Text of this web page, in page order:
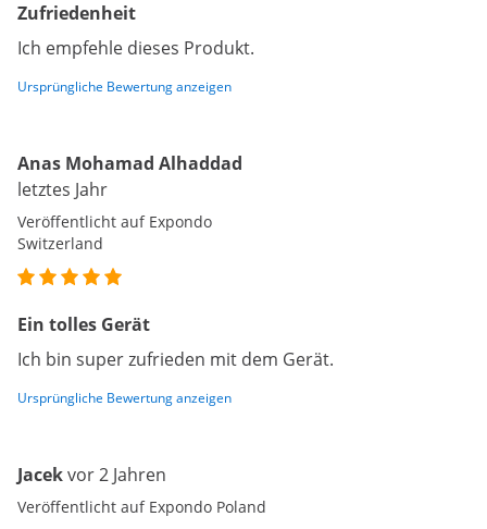
Zufriedenheit
Ich empfehle dieses Produkt.
Ursprüngliche Bewertung anzeigen
Anas Mohamad Alhaddad
letztes Jahr
Veröffentlicht auf Expondo
Switzerland
Ein tolles Gerät
Ich bin super zufrieden mit dem Gerät.
Ursprüngliche Bewertung anzeigen
Jacekvor 2 Jahren
Veröffentlicht auf Expondo Poland